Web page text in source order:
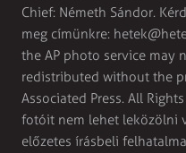
Chief: Németh Sándor.
meg címünkre:
the AP photo service may
redistributed without the
Associated Press. All
fotóit nem lehet leközölni
előzetes írásbeli